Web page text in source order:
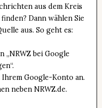
aus dem Kreis
Dann wählen Sie
aus. So geht es:
„NRWZ bei Google
Google-Konto an.
neben NRWZ.de.